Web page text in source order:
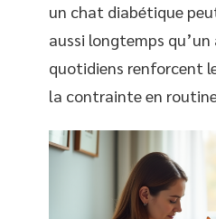
un chat diabétique
aussi longtemps qu’un
quotidiens renforcent
la contrainte en